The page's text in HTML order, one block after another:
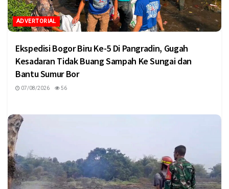
ADVERTORIAL
Ekspedisi Bogor Biru Ke-5 Di Pangradin, Gugah
Kesadaran Tidak Buang Sampah Ke Sungai dan
Bantu Sumur Bor
07/08/2026 56